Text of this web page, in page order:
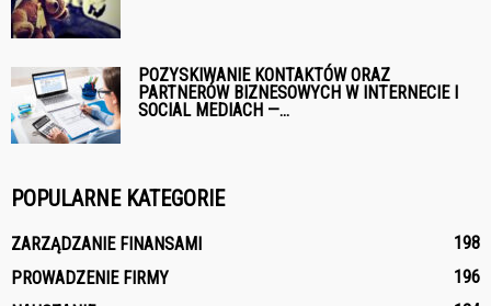
POZYSKIWANIE KONTAKTÓW ORAZ
PARTNERÓW BIZNESOWYCH W INTERNECIE I
SOCIAL MEDIACH —...
POPULARNE KATEGORIE
ZARZĄDZANIE FINANSAMI
198
PROWADZENIE FIRMY
196